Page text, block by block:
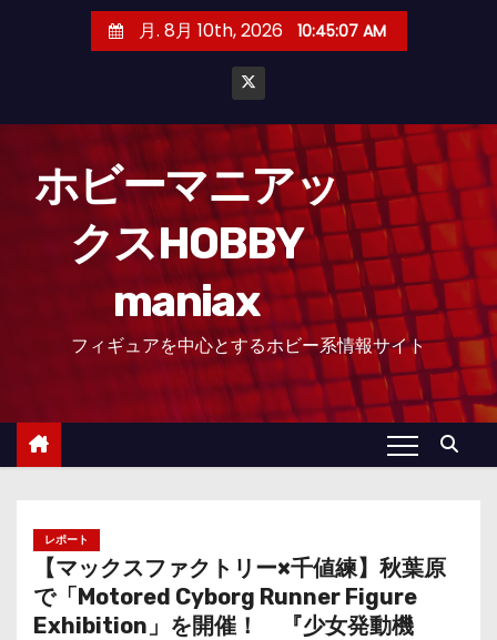
月. 8月 10th, 2026 10:45:09 AM
ホビーマニアッ
クスHOBBY
maniax
フィギュアを中心とするホビー系情報サイト
レポート
【マックスファクトリー×千値練】秋葉原
で「Motored Cyborg Runner Figure
Exhibition」を開催！ 『少女発動機